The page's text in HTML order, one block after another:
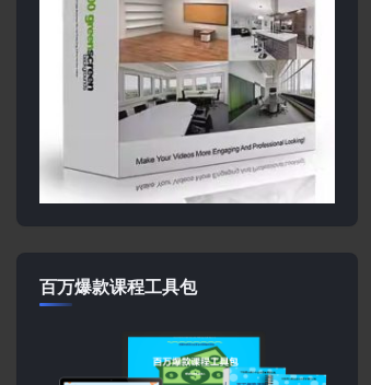
百万爆款课程工具包